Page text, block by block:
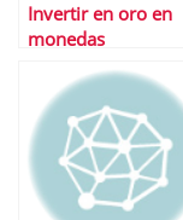
Invertir en oro en
monedas